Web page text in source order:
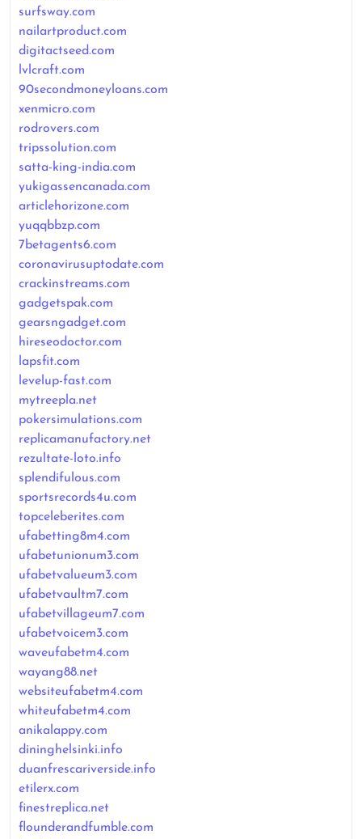
surfsway.com
nailartproduct.com
digitactseed.com
lvlcraft.com
90secondmoneyloans.com
xenmicro.com
rodrovers.com
tripssolution.com
satta-king-india.com
yukigassencanada.com
articlehorizone.com
yuqqbbzp.com
7betagents6.com
coronavirusuptodate.com
crackinstreams.com
gadgetspak.com
gearsngadget.com
hireseodoctor.com
lapsfit.com
levelup-fast.com
mytreepla.net
pokersimulations.com
replicamanufactory.net
rezultate-loto.info
splendifulous.com
sportsrecords4u.com
topceleberites.com
ufabetting8m4.com
ufabetunionum3.com
ufabetvalueum3.com
ufabetvaultm7.com
ufabetvillageum7.com
ufabetvoicem3.com
waveufabetm4.com
wayang88.net
websiteufabetm4.com
whiteufabetm4.com
anikalappy.com
dininghelsinki.info
duanfrescariverside.info
etilerx.com
finestreplica.net
flounderandfumble.com